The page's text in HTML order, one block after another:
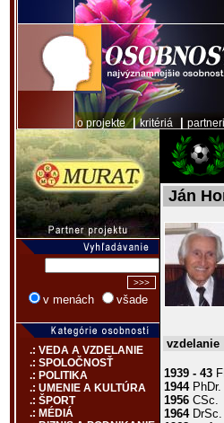
o projekte|kritériá partneri
v menách všade
.: VEDA A VZDELANIE
.: SPOLOČNOSŤ
.: POLITIKA
.: UMENIE A KULTÚRA
.: ŠPORT
.: MÉDIÁ
Ján
vzdelanie
1939 - 43
1944PhDr.
1956 CSc.
1964DrSc.